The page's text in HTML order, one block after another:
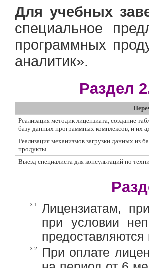
Для учебных
специальное
программных
аналитик».
Раздел
Реализация методик лицензиата, создание
базу данных программных комплексов, и их
Реализация механизмов загрузки данных из
продукты.
Выезд специалиста для консультаций по
3.1
Лицензиатам,
при условии
предоставляются
3.2
При оплате